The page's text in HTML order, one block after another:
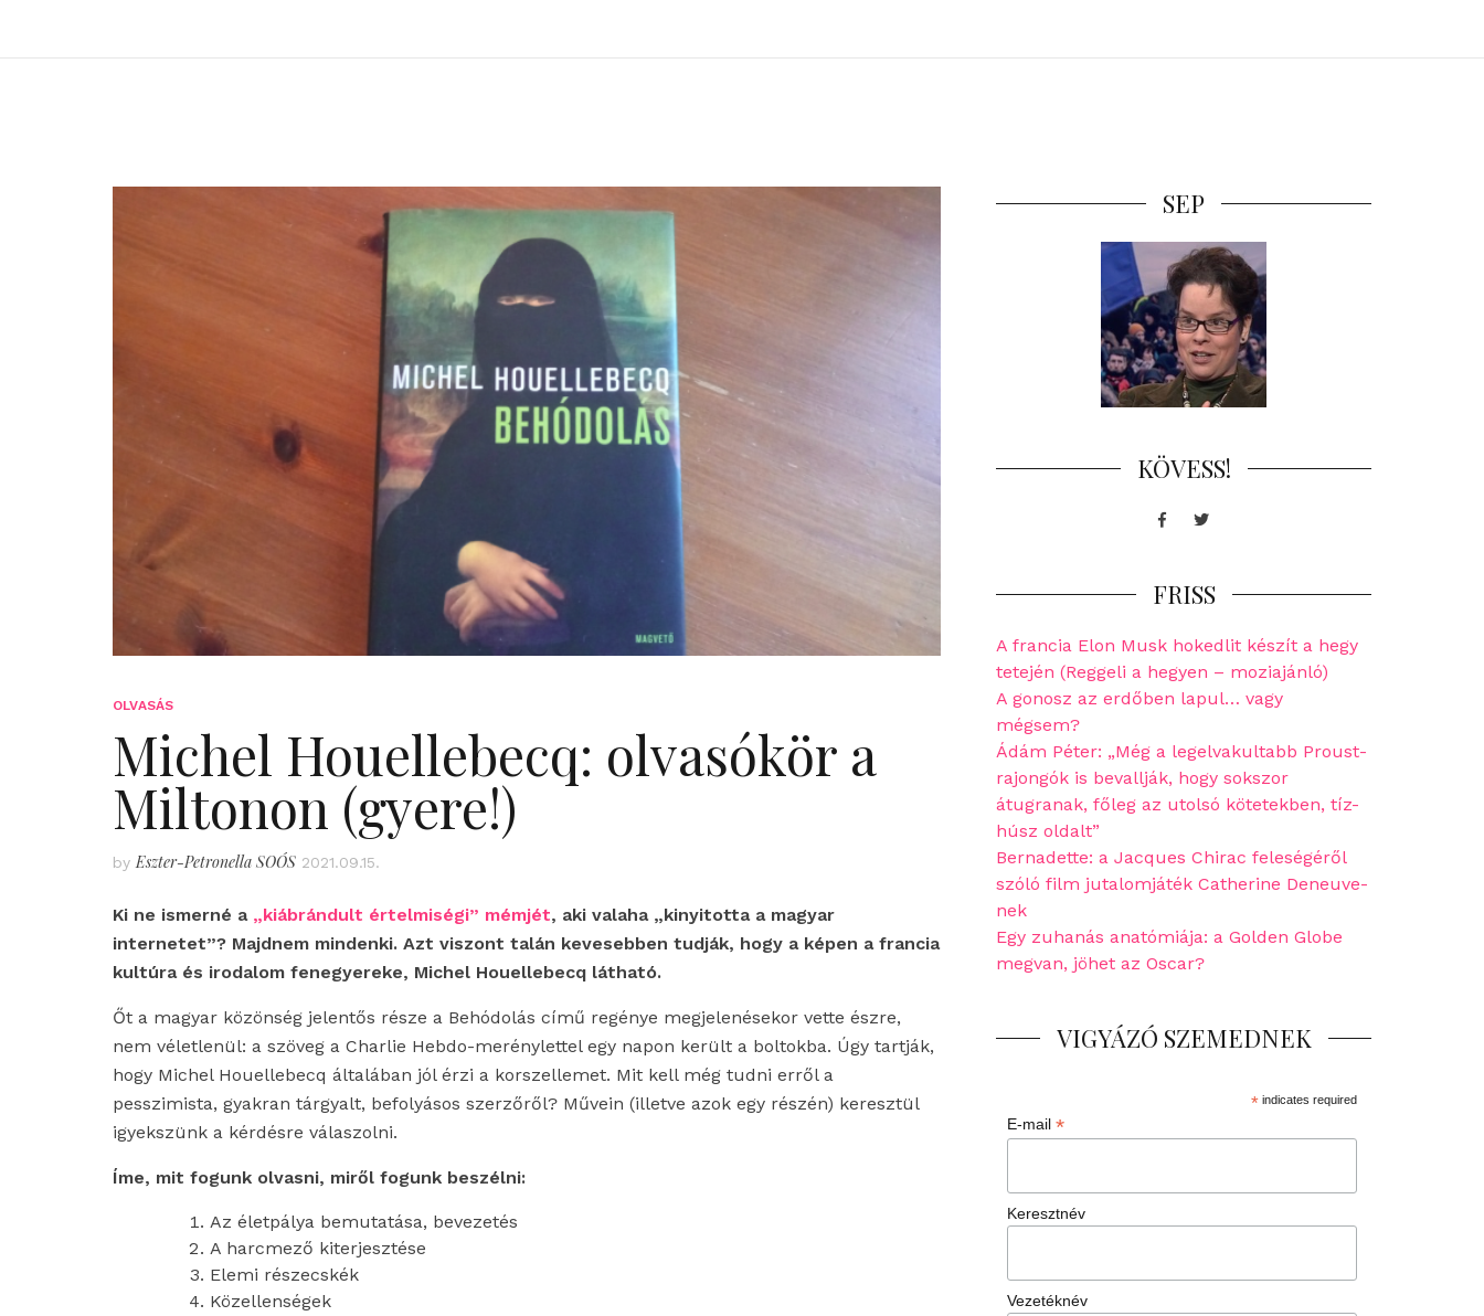
OLVASÁS
Michel Houellebecq: olvasókör a
Miltonon (gyere!)
by Eszter-Petronella SOÓS 2021.09.15.
Ki ne ismerné a „kiábrándult értelmiségi” mémjét, aki valaha „kinyitotta a magyar
internetet”? Majdnem mindenki. Azt viszont talán kevesebben tudják, hogy a képen a francia
kultúra és irodalom fenegyereke, Michel Houellebecq látható.
Őt a magyar közönség jelentős része a Behódolás című regénye megjelenésekor vette észre,
nem véletlenül: a szöveg a Charlie Hebdo-merénylettel egy napon került a boltokba. Úgy tartják,
hogy Michel Houellebecq általában jól érzi a korszellemet. Mit kell még tudni erről a
pesszimista, gyakran tárgyalt, befolyásos szerzőről? Művein (illetve azok egy részén) keresztül
igyekszünk a kérdésre válaszolni.
Íme, mit fogunk olvasni, miről fogunk beszélni:
Az életpálya bemutatása, bevezetés
A harcmező kiterjesztése
Elemi részecskék
Közellenségek
SEP
KÖVESS!
FacebookTwitter
FRISS
A francia Elon Musk hokedlit készít a hegy
tetején (Reggeli a hegyen – moziajánló)
A gonosz az erdőben lapul… vagy
mégsem?
Ádám Péter: „Még a legelvakultabb Proust-
rajongók is bevallják, hogy sokszor
átugranak, főleg az utolsó kötetekben, tíz-
húsz oldalt”
Bernadette: a Jacques Chirac feleségéről
szóló film jutalomjáték Catherine Deneuve-
nek
Egy zuhanás anatómiája: a Golden Globe
megvan, jöhet az Oscar?
VIGYÁZÓ SZEMEDNEK
*indicates required
E-mail*
Keresztnév
Vezetéknév